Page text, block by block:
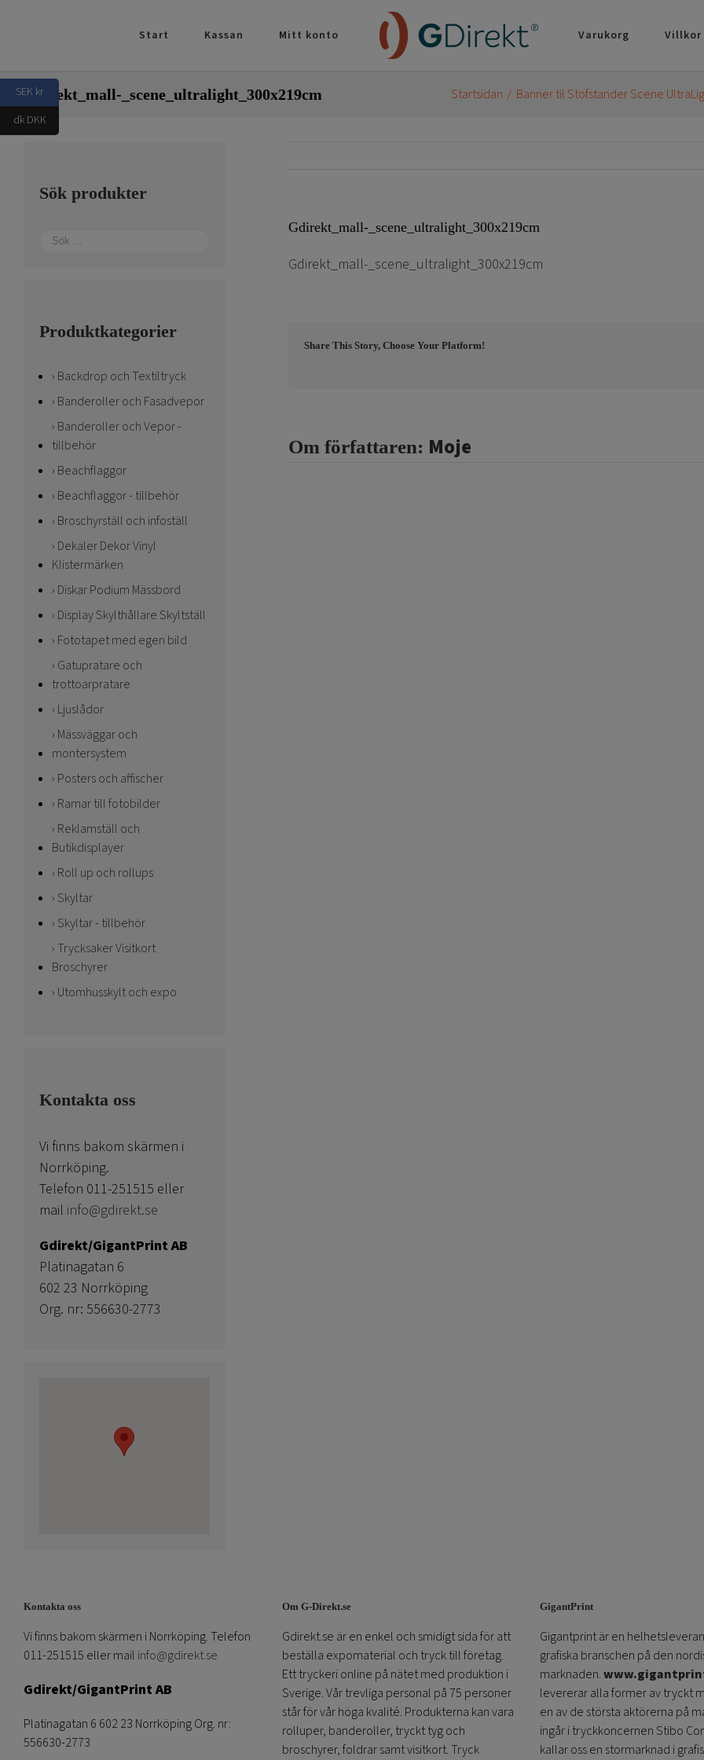
Start Kassan Mitt konto Varukorg Villkor
Gdirekt_mall-_scene_ultralight_300x219cm Startsidan Banner til Stofstander Scene
Gdirekt_mall-_scene_ultralight_300x219cm
Gdirekt_mall-_scene_ultralight_300x219cm
Share This Story, Choose Your Platform!
Om författaren: Moje
Sök produkter
Produktkategorier
Backdrop och Textiltryck
Banderoller och Fasadvepor
Banderoller och Vepor -
tillbehör
Beachflaggor
Beachflaggor - tillbehör
Broschyrställ och infoställ
Dekaler Dekor Vinyl
Klistermärken
Diskar Podium Mässbord
Display Skylthållare Skyltställ
Fototapet med egen bild
Gatupratare och
trottoarpratare
Ljuslådor
Mässväggar och
montersystem
Posters och affischer
Ramar till fotobilder
Reklamställ och
Butikdisplayer
Roll up och rollups
Skyltar
Skyltar - tillbehör
Trycksaker Visitkort
Broschyrer
Utomhusskylt och expo
Kontakta oss
Vi finns bakom skärmen i
Norrköping.
Telefon 011-251515 eller
mail info@gdirekt.se
Gdirekt/GigantPrint AB
Platinagatan 6
602 23 Norrköping
Org. nr: 556630-2773
Kontakta oss
Vi finns bakom skärmen i Norrköping. Telefon
011-251515 eller mail info@gdirekt.se
Gdirekt/GigantPrint AB
Platinagatan 6 602 23 Norrköping Org. nr:
556630-2773
Om G-Direkt.se
Gdirekt.se är en enkel och smidigt sida för att
beställa expomaterial och tryck till företag.
Ett tryckeri online på nätet med produktion i
Sverige. Vår trevliga personal på 75 personer
står för vår höga kvalité. Produkterna kan vara
rolluper, banderoller, tryckt tyg och
broschyrer, foldrar samt visitkort. Tryck
GigantPrint
Gigantprint är en
grafiska branschen på den
marknaden.
levererar alla former av tryckt
en av de största aktörerna på
ingår i tryckkoncernen Stibo
kallar oss en stormarknad i
SEK kr
dk DKK